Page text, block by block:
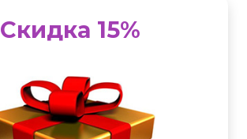
Скидка 15%